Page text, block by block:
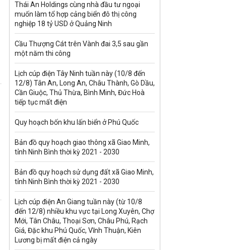
Thái An Holdings cùng nhà đầu tư ngoại
muốn làm tổ hợp cảng biển đô thị công
nghiệp 18 tỷ USD ở Quảng Ninh
Cầu Thượng Cát trên Vành đai 3,5 sau gần
một năm thi công
Lịch cúp điện Tây Ninh tuần này (10/8 đến
12/8) Tân An, Long An, Châu Thành, Gò Dầu,
Cần Giuộc, Thủ Thừa, Bình Minh, Đức Hoà
tiếp tục mất điện
Quy hoạch bốn khu lấn biển ở Phú Quốc
Bản đồ quy hoạch giao thông xã Giao Minh,
tỉnh Ninh Bình thời kỳ 2021 - 2030
Bản đồ quy hoạch sử dụng đất xã Giao Minh,
tỉnh Ninh Bình thời kỳ 2021 - 2030
Lịch cúp điện An Giang tuần này (từ 10/8
đến 12/8) nhiều khu vực tại Long Xuyên, Chợ
Mới, Tân Châu, Thoại Sơn, Châu Phú, Rạch
Giá, Đặc khu Phú Quốc, Vĩnh Thuận, Kiên
Lương bị mất điện cả ngày